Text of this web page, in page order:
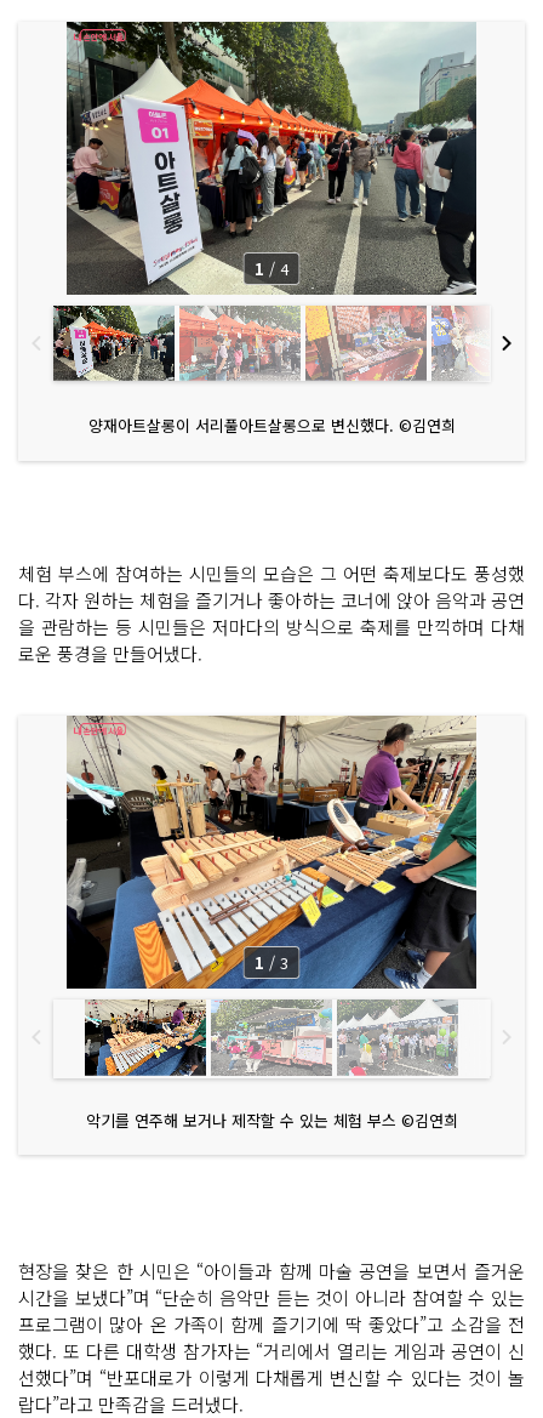
양재아트살롱이 서리풀아트살롱으로 변신했다. ©김연희
1 / 4
체험 부스에 참여하는 시민들의 모습은 그 어떤 축제보다도 풍성했
다. 각자 원하는 체험을 즐기거나 좋아하는 코너에 앉아 음악과 공연
을 관람하는 등 시민들은 저마다의 방식으로 축제를 만끽하며 다채
로운 풍경을 만들어냈다.
악기를 연주해 보거나 제작할 수 있는 체험 부스 ©김연희
1 / 3
현장을 찾은 한 시민은 “아이들과 함께 마술 공연을 보면서 즐거운
시간을 보냈다”며 “단순히 음악만 듣는 것이 아니라 참여할 수 있는
프로그램이 많아 온 가족이 함께 즐기기에 딱 좋았다”고 소감을 전
했다. 또 다른 대학생 참가자는 “거리에서 열리는 게임과 공연이 신
선했다”며 “반포대로가 이렇게 다채롭게 변신할 수 있다는 것이 놀
랍다”라고 만족감을 드러냈다.